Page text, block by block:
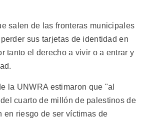
salen de las fronteras municipales
sus tarjetas de identidad en
tanto el derecho a vivir o a entrar y
la UNWRA estimaron que "al
cuarto de millón de palestinos de
en riesgo de ser víctimas de